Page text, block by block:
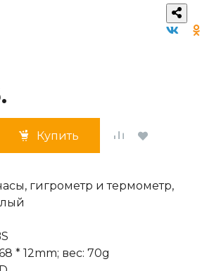
Купить
гигрометр и термометр,
* 12mm; вес: 70g